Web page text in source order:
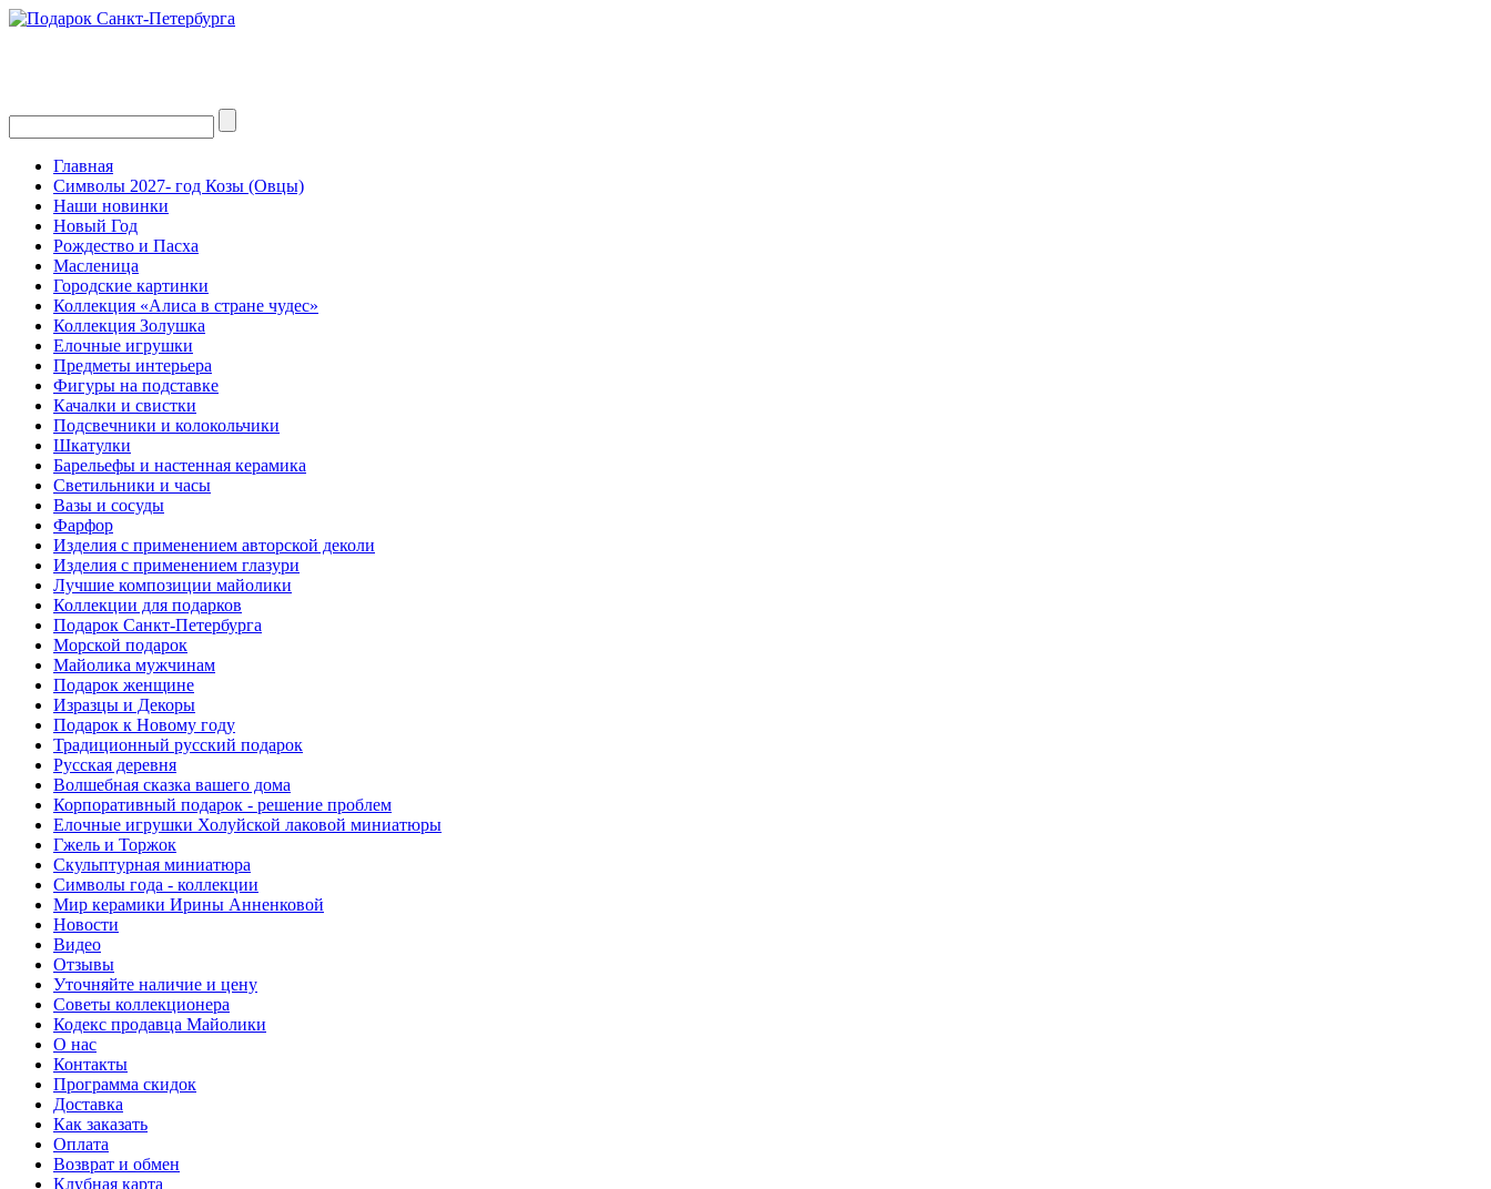
Главная
Символы 2027- год Козы (Овцы)
Наши новинки
Новый Год
Рождество и Пасха
Масленица
Городские картинки
Коллекция «Алиса в стране чудес»
Коллекция Золушка
Елочные игрушки
Предметы интерьера
Фигуры на подставке
Качалки и свистки
Подсвечники и колокольчики
Шкатулки
Барельефы и настенная керамика
Светильники и часы
Вазы и сосуды
Фарфор
Изделия с применением авторской деколи
Изделия с применением глазури
Лучшие композиции майолики
Коллекции для подарков
Подарок Санкт-Петербурга
Морской подарок
Майолика мужчинам
Подарок женщине
Изразцы и Декоры
Подарок к Новому году
Традиционный русский подарок
Русская деревня
Волшебная сказка вашего дома
Корпоративный подарок - решение проблем
Елочные игрушки Холуйской лаковой миниатюры
Гжель и Торжок
Скульптурная миниатюра
Символы года - коллекции
Мир керамики Ирины Анненковой
Новости
Видео
Отзывы
Уточняйте наличие и цену
Советы коллекционера
Кодекс продавца Майолики
О нас
Контакты
Программа скидок
Доставка
Как заказать
Оплата
Возврат и обмен
Клубная карта